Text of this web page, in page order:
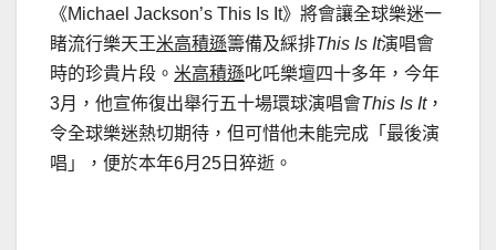
《Michael Jackson’s This Is It》將會讓全球樂迷一
睹流行樂天王米高積遜籌備及綵排This Is It演唱會
時的珍貴片段。 米高積遜叱吒樂壇四十多年，今年
3月，他宣佈復出舉行五十場環球演唱會This Is It，
令全球樂迷熱切期待，但可惜他未能完成「最後演
唱」，便於本年6月25日猝逝。